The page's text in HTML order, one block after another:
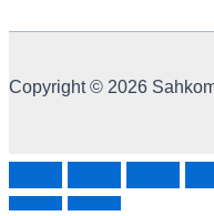
Copyright © 2026